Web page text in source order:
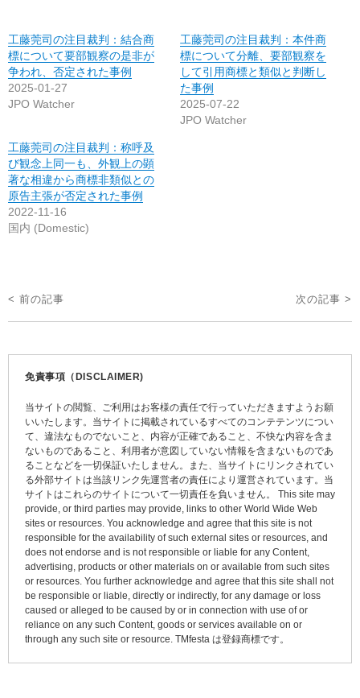
工藤莞司の注目裁判：結合商
標について要部観察の是非が
争われ、否定された事例
2025-01-27
JPO Watcher
工藤莞司の注目裁判：本件商
標について分離、要部観察を
して引用商標と類似と判断し
た事例
2025-07-22
JPO Watcher
工藤莞司の注目裁判：称呼及
び観念上同一も、外観上の顕
著な相違から商標非類似との
原告主張が否定された事例
2022-11-16
国内 (Domestic)
投
稿
< 前の記事 次の記事 >
免責事項（DISCLAIMER)
当サイトの閲覧、ご利用はお客様の責任で行っていただきますようお願
いいたします。当サイトに掲載されているすべてのコンテテンツについ
て、違法なものでないこと、内容が正確であること、不快な内容を含ま
ないものであること、利用者が意図していない情報を含まないものであ
ることなどを一切保証いたしません。また、当サイトにリンクされてい
る外部サイトは当該リンク先運営者の責任により運営されています。当
サイトはこれらのサイトについて一切責任を負いません。 This site may
provide, or third parties may provide, links to other World Wide Web
sites or resources. You acknowledge and agree that this site is not
responsible for the availability of such external sites or resources, and
does not endorse and is not responsible or liable for any Content,
advertising, products or other materials on or available from such sites
or resources. You further acknowledge and agree that this site shall not
be responsible or liable, directly or indirectly, for any damage or loss
caused or alleged to be caused by or in connection with use of or
reliance on any such Content, goods or services available on or
through any such site or resource. TMfesta は登録商標です。